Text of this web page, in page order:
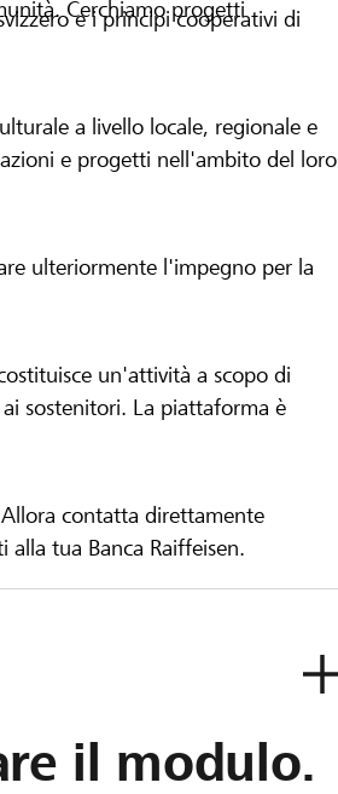
Cerchiamo progetti
e i principi cooperativi di
a livello locale, regionale e
e progetti nell'ambito del loro
ulteriormente l'impegno per la
un'attività a scopo di
sostenitori. La piattaforma è
contatta direttamente
tua Banca Raiffeisen.
il modulo.